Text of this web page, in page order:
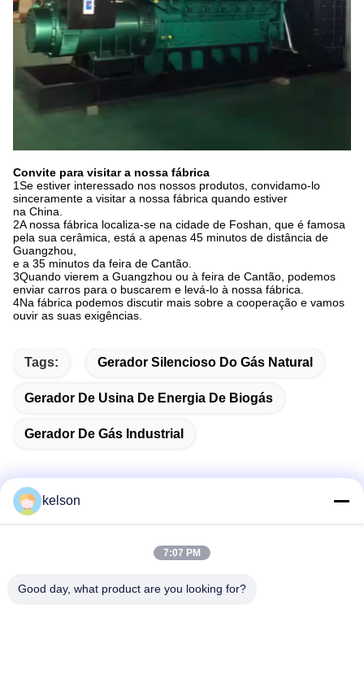
Convite para visitar a nossa fábrica
1Se estiver interessado nos nossos produtos, convidamo-lo
sinceramente a visitar a nossa fábrica quando estiver
na China.
2A nossa fábrica localiza-se na cidade de Foshan, que é famosa
pela sua cerâmica, está a apenas 45 minutos de distância de
Guangzhou,
e a 35 minutos da feira de Cantão.
3Quando vierem a Guangzhou ou à feira de Cantão, podemos
enviar carros para o buscarem e levá-lo à nossa fábrica.
4Na fábrica podemos discutir mais sobre a cooperação e vamos
ouvir as suas exigências.
Tags: Gerador Silencioso Do Gás Natural
Gerador De Usina De Energia De Biogás
Gerador De Gás Industrial
No. 1, estrada de Xinglong ?a, zona industrial de
kelson
7:07 PM
Good day, what product are you looking for?